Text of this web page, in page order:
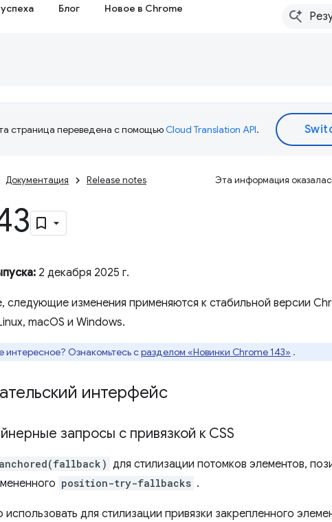
Блог Новое в Chrome
страница переведена с помощьюCloud Translation API.
Документация Release notes Эта информация
2 декабря 2025 г.
следующие изменения применяются к стабильной версии
macOS и Windows.
интересное? Ознакомьтесь сразделом «Новинки Chrome 143» .
интерфейс
запросы с привязкой к CSS
для стилизации потомков элементов,
position-try-fallbacks .
для стилизации привязки закрепленного